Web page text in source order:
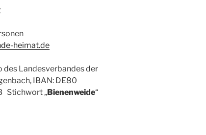
heimat.de
des Landesverbandes der
IBAN: DE80
Stichwort „Bienenweide“